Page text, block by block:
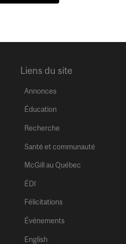
Liens du site
Annonces
Éducation
Recherche
Santé et communauté
McGill au Québec
ÉDI
Félicitations
Événements
English